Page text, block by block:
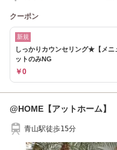
クーポン
新規
しっかりカウンセリング★【メニ
ットのみNG
￥0
@HOME【アットホーム】
青山駅徒歩15分